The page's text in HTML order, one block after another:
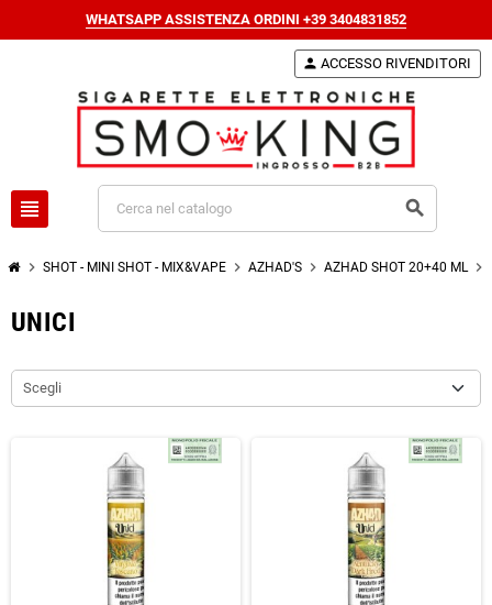
WHATSAPP ASSISTENZA ORDINI +39 3404831852
view_headline search
person ACCESSO RIVENDITORI
chevron_right SHOT - MINI SHOT - MIX&VAPE chevron_right AZHAD'S chevron_right AZHAD SHOT 20+40 ML chevron_right
UNICI
Scegli